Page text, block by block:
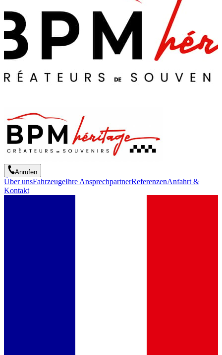
Anrufen
Über unsFahrzeugeIhre AnsprechpartnerReferenzenAnfahrt &
Kontakt